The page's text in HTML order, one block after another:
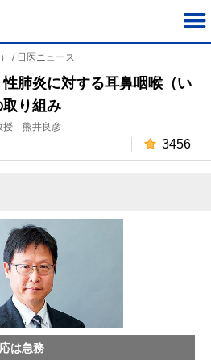
/ 日医ニュース
肺炎に対する耳鼻咽喉（い
り組み
授 熊井良彦
3456
は急務